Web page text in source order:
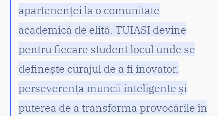
apartenenței la o comunitate
academică de elită. TUIASI devine
pentru fiecare student locul unde se
definește curajul de a fi inovator,
perseverența muncii inteligente și
puterea de a transforma provocările în